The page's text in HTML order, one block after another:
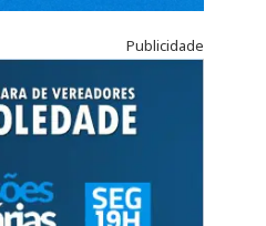
Publicidade